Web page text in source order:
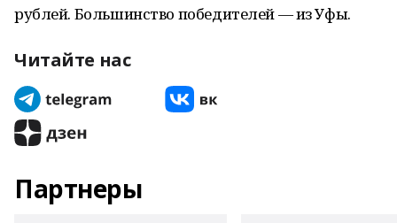
рублей. Большинство победителей — из Уфы.
Читайте нас
Партнеры